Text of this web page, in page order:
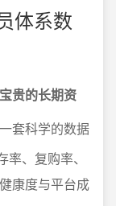
体系数
贵的长期资
套科学的数据
、复购率、
康度与平台成